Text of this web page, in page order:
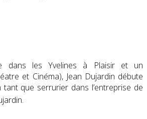
dans les Yvelines à Plaisir et un
et Cinéma), Jean Dujardin débute
que serrurier dans l’entreprise de
.